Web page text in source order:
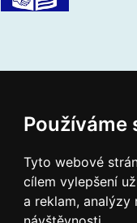
Používáme
Tyto webové
cílem vylepšení
a reklam,